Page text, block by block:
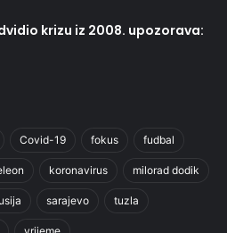
krizu iz 2008. upozorava:
Covid-19 fokus fudbal
koronavirus milorad dodik
sarajevo tuzla